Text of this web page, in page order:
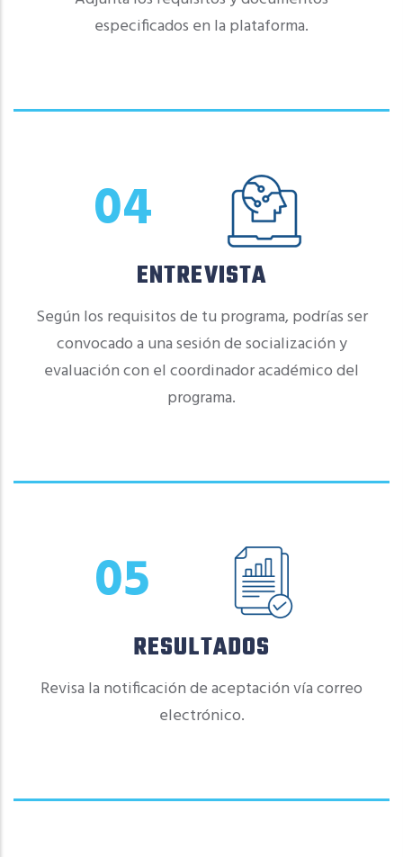
especificados en la plataforma.
04
ENTREVISTA
Según los requisitos de tu programa, podrías ser
convocado a una sesión de socialización y
evaluación con el coordinador académico del
programa.
05
RESULTADOS
Revisa la notificación de aceptación vía correo
electrónico.